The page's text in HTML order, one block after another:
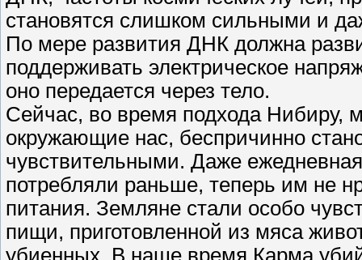
становятся слишком сильными и
По мере развития ДНК должна
поддерживать электрическое
оно передается через тело.
Сейчас, во время подхода Нибиру,
окружающие нас, беспричинно
чувствительными. Даже
потребляли раньше, теперь им не
питания. Земляне стали особо
пищи, приготовленной из мяса
убиенных. В наше время Карма